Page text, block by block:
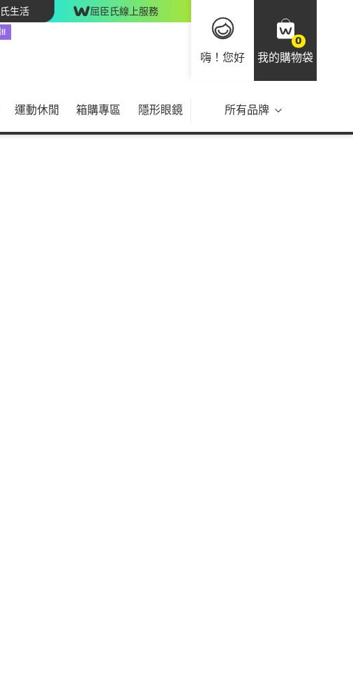
生活 屈臣氏線上服務
嗨！您好
0
我的購物袋
運動休閒 箱購專區 隱形眼鏡 所有品牌